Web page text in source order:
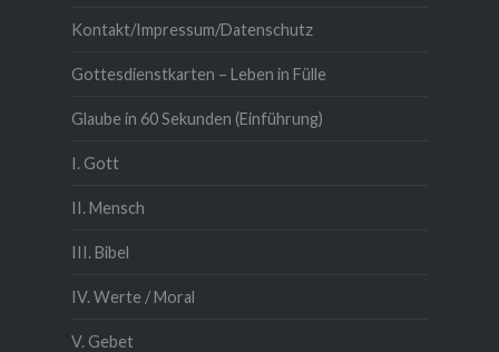
Kontakt/Impressum/Datenschutz
Gottesdienstkarten – Leben in Fülle
Glaube in 60 Sekunden (Einführung)
I. Gott
II. Mensch
III. Bibel
IV. Werte / Moral
V. Gebet